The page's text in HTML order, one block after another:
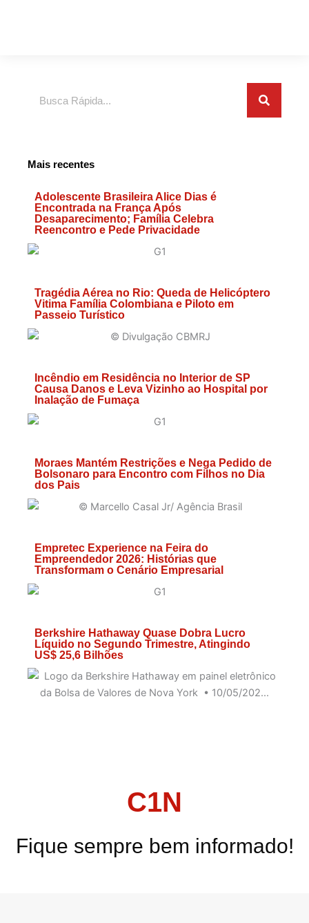
Mais recentes
Adolescente Brasileira Alice Dias é
Encontrada na França Após
Desaparecimento; Família Celebra
Reencontro e Pede Privacidade
Tragédia Aérea no Rio: Queda de Helicóptero
Vitima Família Colombiana e Piloto em
Passeio Turístico
Incêndio em Residência no Interior de SP
Causa Danos e Leva Vizinho ao Hospital por
Inalação de Fumaça
Moraes Mantém Restrições e Nega Pedido de
Bolsonaro para Encontro com Filhos no Dia
dos Pais
Empretec Experience na Feira do
Empreendedor 2026: Histórias que
Transformam o Cenário Empresarial
Berkshire Hathaway Quase Dobra Lucro
Líquido no Segundo Trimestre, Atingindo
US$ 25,6 Bilhões
C1N
Fique sempre bem informado!